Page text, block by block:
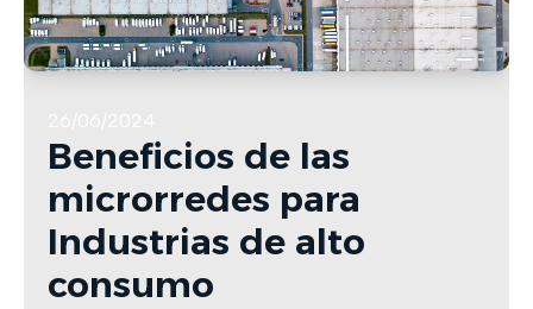
Beneficios de las
microrredes para
Industrias de alto
consumo